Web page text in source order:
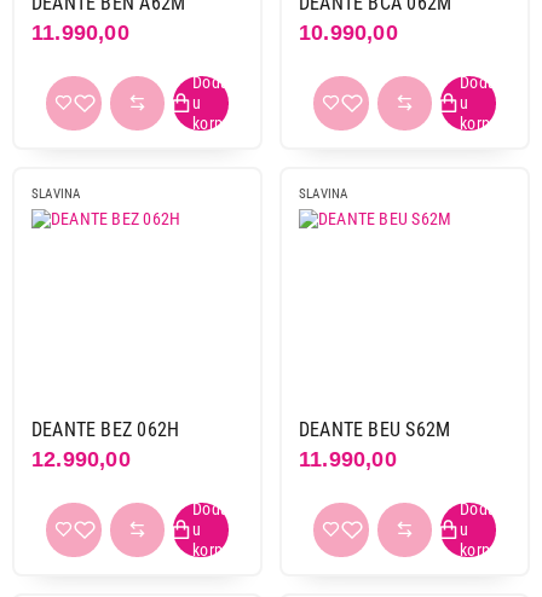
11.990,00 10.990,00
SLAVINA
DEANTE BEZ 062H
12.990,00
SLAVINA
DEANTE BEU S62M
11.990,00
13.990,00
SLAVINE
Proizvod je dodat u korpu.
Nastavi kupovinu